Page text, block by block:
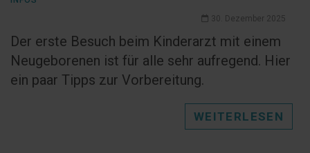
30. Dezember 2025
Der erste Besuch beim Kinderarzt mit einem
Neugeborenen ist für alle sehr aufregend. Hier
ein paar Tipps zur Vorbereitung.
WEITERLESEN